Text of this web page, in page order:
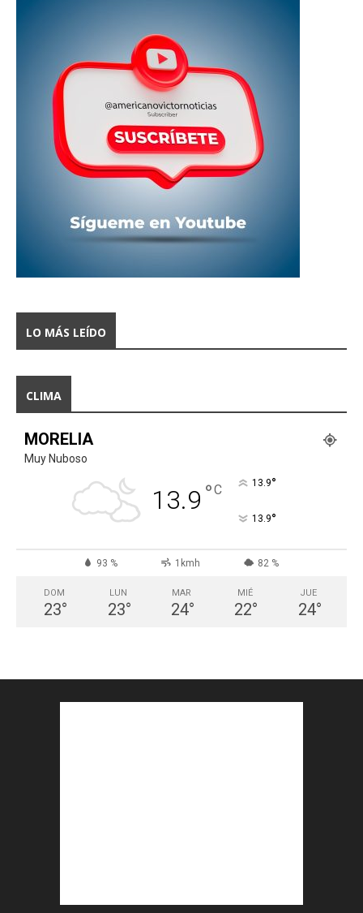
LO MÁS LEÍDO
CLIMA
MORELIA
Muy Nuboso
13.9 °C 13.9°
13.9°
93 % 1kmh 82 %
DOM
23°
LUN
23°
MAR
24°
MIÉ
22°
JUE
24°